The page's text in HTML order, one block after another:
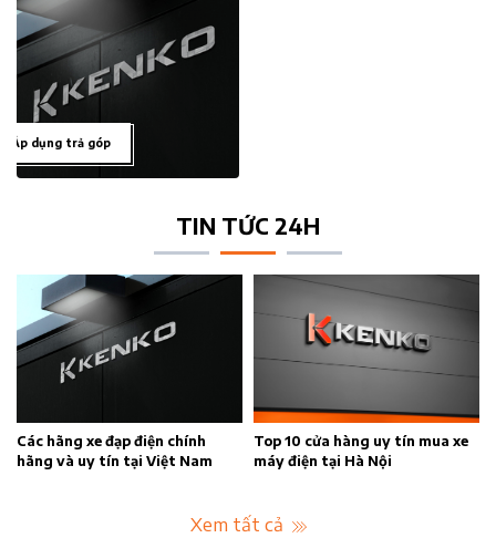
Áp dụng trả góp
TIN TỨC 24H
Các hãng xe đạp điện chính
hãng và uy tín tại Việt Nam
Top 10 cửa hàng uy tín mua xe
máy điện tại Hà Nội
Xem tất cả